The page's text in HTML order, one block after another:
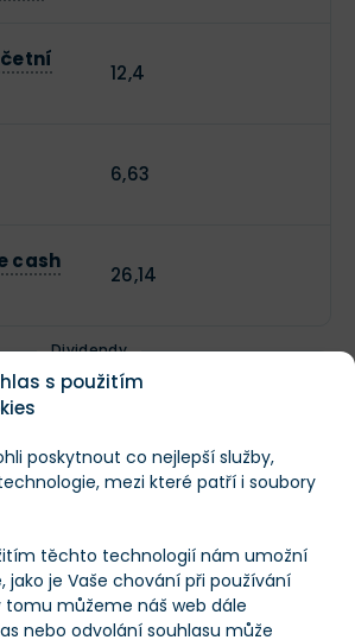
s použitím
poskytnout co nejlepší služby,
mezi které patří i soubory
těchto technologií nám umožní
jako je Vaše chování při používání
tomu můžeme náš web dále
nebo odvolání souhlasu může
12,4
6,63
cash
26,14
Dividendy
0,35 %
Statistiky ETF
$129,1